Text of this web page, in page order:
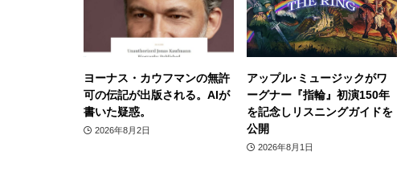
ヨーナス・カウフマンの無許
可の伝記が出版される。AIが
書いた疑惑。
2026年8月2日
アップル･ミュージックがワ
ーグナー『指輪』初演150年
を記念しリスニングガイドを
公開
2026年8月1日